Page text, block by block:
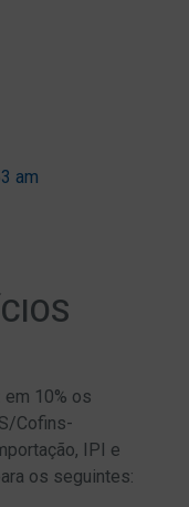
am
em 10% os
Cofins-
IPI e
os seguintes: